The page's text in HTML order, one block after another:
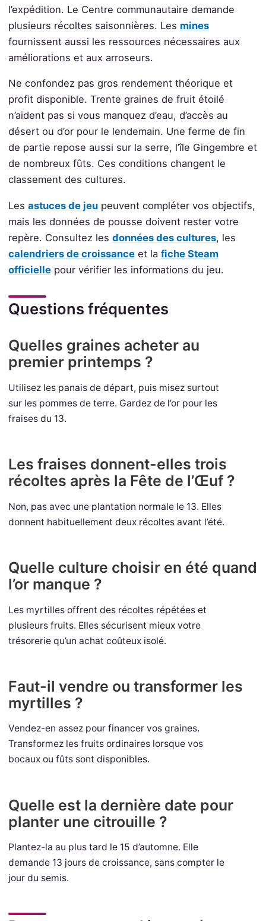
l’expédition. Le Centre communautaire demande
plusieurs récoltes saisonnières. Les mines
fournissent aussi les ressources nécessaires aux
améliorations et aux arroseurs.
Ne confondez pas gros rendement théorique et
profit disponible. Trente graines de fruit étoilé
n’aident pas si vous manquez d’eau, d’accès au
désert ou d’or pour le lendemain. Une ferme de fin
de partie repose aussi sur la serre, l’île Gingembre et
de nombreux fûts. Ces conditions changent le
classement des cultures.
Les astuces de jeupeuvent compléter vos objectifs,
mais les données de pousse doivent rester votre
repère. Consultez les données des cultures, les
calendriers de croissanceet la fiche Steam
officiellepour vérifier les informations du jeu.
Questions fréquentes
Quelles graines acheter au
premier printemps ?
Utilisez les panais de départ, puis misez surtout
sur les pommes de terre. Gardez de l’or pour les
fraises du 13.
Les fraises donnent-elles trois
récoltes après la Fête de l’Œuf ?
Non, pas avec une plantation normale le 13. Elles
donnent habituellement deux récoltes avant l’été.
Quelle culture choisir en été quand
l’or manque ?
Les myrtilles offrent des récoltes répétées et
plusieurs fruits. Elles sécurisent mieux votre
trésorerie qu’un achat coûteux isolé.
Faut-il vendre ou transformer les
myrtilles ?
Vendez-en assez pour financer vos graines.
Transformez les fruits ordinaires lorsque vos
bocaux ou fûts sont disponibles.
Quelle est la dernière date pour
planter une citrouille ?
Plantez-la au plus tard le 15 d’automne. Elle
demande 13 jours de croissance, sans compter le
jour du semis.